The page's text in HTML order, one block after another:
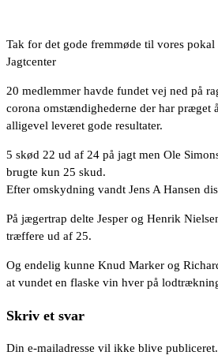
Tak for det gode fremmøde til vores
Jagtcenter
20 medlemmer havde fundet vej ned på
corona omstændighederne der har præget
alligevel leveret gode resultater.
5 skød 22 ud af 24 på jagt men Ole
brugte kun 25 skud.
Efter omskydning vandt Jens A Hansen
På jægertrap delte Jesper og Henrik
træffere ud af 25.
Og endelig kunne Knud Marker og
at vundet en flaske vin hver på
Skriv et svar
Din e-mailadresse vil ikke blive publiceret.